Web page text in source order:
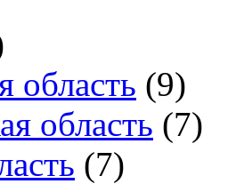
область (9)
область (7)
(7)